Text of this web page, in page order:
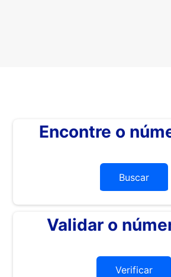
Encontre o
Buscar
Validar o
Verificar